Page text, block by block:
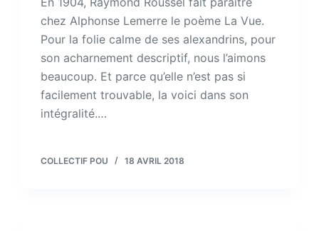
chez Alphonse Lemerre le poème La Vue.
Pour la folie calme de ses alexandrins, pour
son acharnement descriptif, nous l’aimons
beaucoup. Et parce qu’elle n’est pas si
facilement trouvable, la voici dans son
intégralité.…
COLLECTIF POU 18 AVRIL 2018